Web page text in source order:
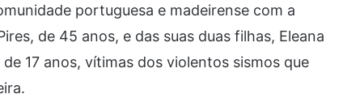
portuguesa e madeirense com a
de 45 anos, e das suas duas filhas, Eleana
17 anos, vítimas dos violentos sismos que